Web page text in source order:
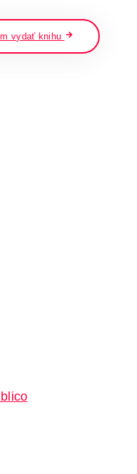
vydať knihu